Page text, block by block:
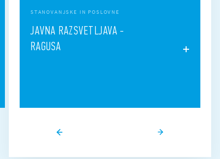
STANOVANJSKE IN POSLOVNE
JAVNA RAZSVETLJAVA -
RAGUSA